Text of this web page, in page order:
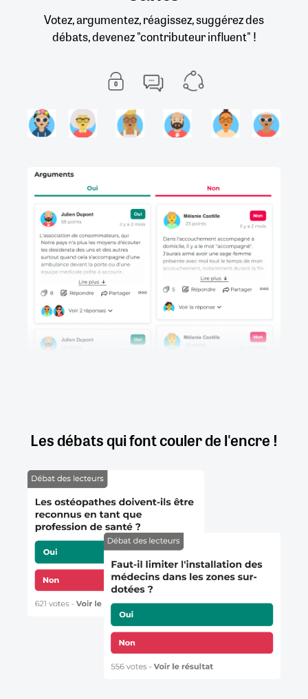
Votez, argumentez, réagissez, suggérez des
débats, devenez "contributeur influent" !
Les débats qui font couler de l'encre !